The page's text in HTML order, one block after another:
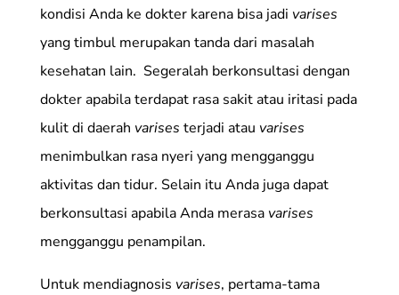
kondisi Anda ke dokter karena bisa jadi varises
yang timbul merupakan tanda dari masalah
kesehatan lain. Segeralah berkonsultasi dengan
dokter apabila terdapat rasa sakit atau iritasi pada
kulit di daerah varises terjadi atau varises
menimbulkan rasa nyeri yang mengganggu
aktivitas dan tidur. Selain itu Anda juga dapat
berkonsultasi apabila Anda merasa varises
mengganggu penampilan.
Untuk mendiagnosis varises, pertama-tama